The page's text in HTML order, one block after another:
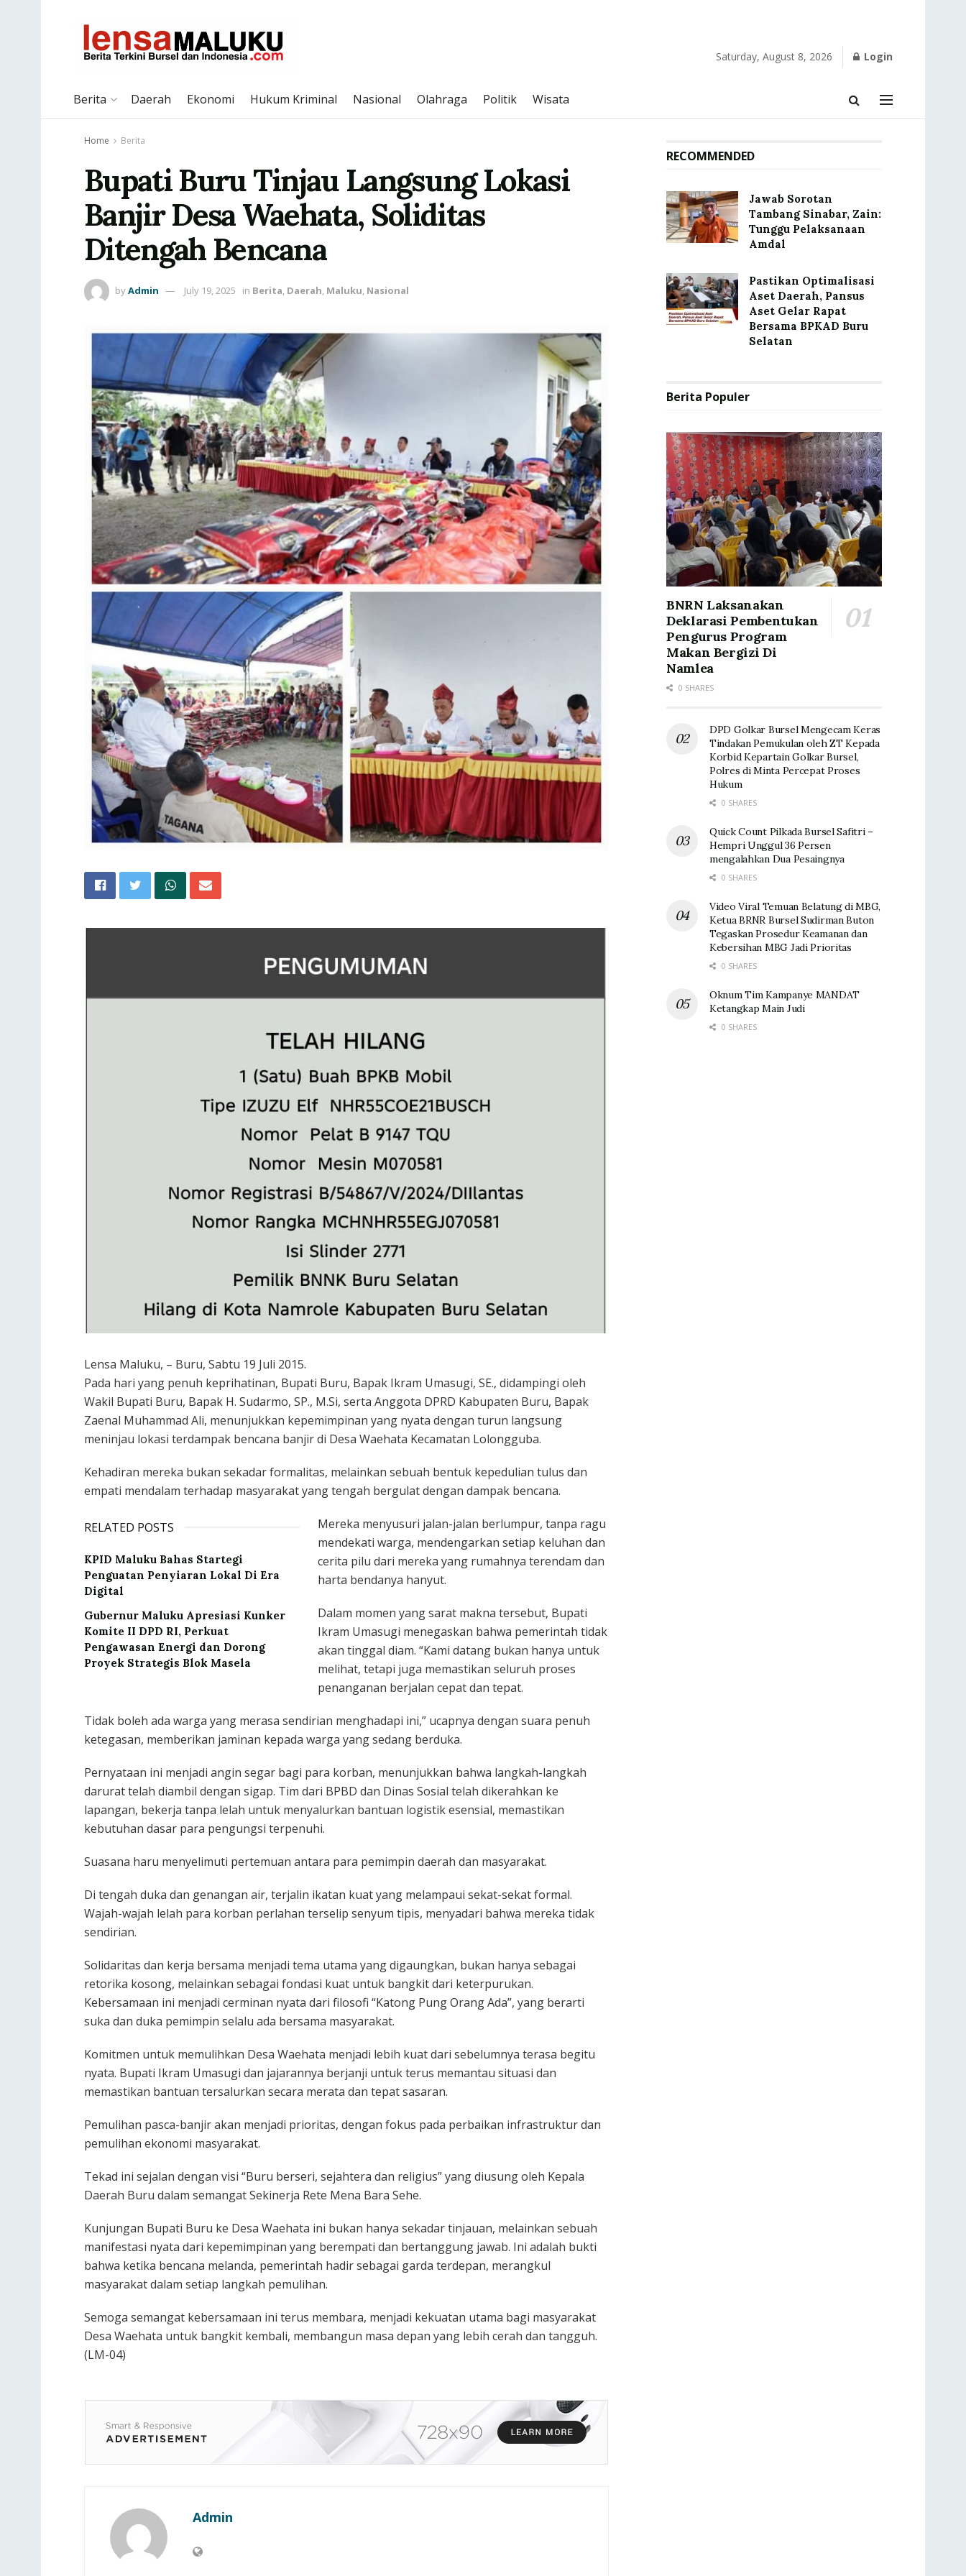
Saturday, August 8, 2026 Login
Berita Daerah Ekonomi Hukum Kriminal Nasional Olahraga Politik Wisata
Home Berita
Bupati Buru Tinjau Langsung Lokasi
Banjir Desa Waehata, Soliditas
Ditengah Bencana
byAdmin July 19, 2025 in Berita, Daerah, Maluku, Nasional
Lensa Maluku, – Buru, Sabtu 19 Juli 2015.
Pada hari yang penuh keprihatinan, Bupati Buru, Bapak Ikram Umasugi, SE., didampingi oleh
Wakil Bupati Buru, Bapak H. Sudarmo, SP., M.Si, serta Anggota DPRD Kabupaten Buru, Bapak
Zaenal Muhammad Ali, menunjukkan kepemimpinan yang nyata dengan turun langsung
meninjau lokasi terdampak bencana banjir di Desa Waehata Kecamatan Lolongguba.
Kehadiran mereka bukan sekadar formalitas, melainkan sebuah bentuk kepedulian tulus dan
empati mendalam terhadap masyarakat yang tengah bergulat dengan dampak bencana.
RELATED POSTS
KPID Maluku Bahas Startegi
Penguatan Penyiaran Lokal Di Era
Digital
Gubernur Maluku Apresiasi Kunker
Komite II DPD RI, Perkuat
Pengawasan Energi dan Dorong
Proyek Strategis Blok Masela
Mereka menyusuri jalan-jalan berlumpur, tanpa ragu
mendekati warga, mendengarkan setiap keluhan dan
cerita pilu dari mereka yang rumahnya terendam dan
harta bendanya hanyut.
Dalam momen yang sarat makna tersebut, Bupati
Ikram Umasugi menegaskan bahwa pemerintah tidak
akan tinggal diam. “Kami datang bukan hanya untuk
melihat, tetapi juga memastikan seluruh proses
penanganan berjalan cepat dan tepat.
Tidak boleh ada warga yang merasa sendirian menghadapi ini,” ucapnya dengan suara penuh
ketegasan, memberikan jaminan kepada warga yang sedang berduka.
Pernyataan ini menjadi angin segar bagi para korban, menunjukkan bahwa langkah-langkah
darurat telah diambil dengan sigap. Tim dari BPBD dan Dinas Sosial telah dikerahkan ke
lapangan, bekerja tanpa lelah untuk menyalurkan bantuan logistik esensial, memastikan
kebutuhan dasar para pengungsi terpenuhi.
Suasana haru menyelimuti pertemuan antara para pemimpin daerah dan masyarakat.
Di tengah duka dan genangan air, terjalin ikatan kuat yang melampaui sekat-sekat formal.
Wajah-wajah lelah para korban perlahan terselip senyum tipis, menyadari bahwa mereka tidak
sendirian.
Solidaritas dan kerja bersama menjadi tema utama yang digaungkan, bukan hanya sebagai
retorika kosong, melainkan sebagai fondasi kuat untuk bangkit dari keterpurukan.
Kebersamaan ini menjadi cerminan nyata dari filosofi “Katong Pung Orang Ada”, yang berarti
suka dan duka pemimpin selalu ada bersama masyarakat.
Komitmen untuk memulihkan Desa Waehata menjadi lebih kuat dari sebelumnya terasa begitu
nyata. Bupati Ikram Umasugi dan jajarannya berjanji untuk terus memantau situasi dan
memastikan bantuan tersalurkan secara merata dan tepat sasaran.
Pemulihan pasca-banjir akan menjadi prioritas, dengan fokus pada perbaikan infrastruktur dan
pemulihan ekonomi masyarakat.
Tekad ini sejalan dengan visi “Buru berseri, sejahtera dan religius” yang diusung oleh Kepala
Daerah Buru dalam semangat Sekinerja Rete Mena Bara Sehe.
Kunjungan Bupati Buru ke Desa Waehata ini bukan hanya sekadar tinjauan, melainkan sebuah
manifestasi nyata dari kepemimpinan yang berempati dan bertanggung jawab. Ini adalah bukti
bahwa ketika bencana melanda, pemerintah hadir sebagai garda terdepan, merangkul
masyarakat dalam setiap langkah pemulihan.
Semoga semangat kebersamaan ini terus membara, menjadi kekuatan utama bagi masyarakat
Desa Waehata untuk bangkit kembali, membangun masa depan yang lebih cerah dan tangguh.
(LM-04)
Admin
RECOMMENDED
Jawab Sorotan
Tambang Sinabar, Zain:
Tunggu Pelaksanaan
Amdal
Pastikan Optimalisasi
Aset Daerah, Pansus
Aset Gelar Rapat
Bersama BPKAD Buru
Selatan
Berita Populer
BNRN Laksanakan
Deklarasi Pembentukan
Pengurus Program
Makan Bergizi Di
Namlea
0 SHARES
DPD Golkar Bursel Mengecam Keras
Tindakan Pemukulan oleh ZT Kepada
Korbid Kepartain Golkar Bursel,
Polres di Minta Percepat Proses
Hukum
0 SHARES
Quick Count Pilkada Bursel Safitri –
Hempri Unggul 36 Persen
mengalahkan Dua Pesaingnya
0 SHARES
Video Viral Temuan Belatung di MBG,
Ketua BRNR Bursel Sudirman Buton
Tegaskan Prosedur Keamanan dan
Kebersihan MBG Jadi Prioritas
0 SHARES
Oknum Tim Kampanye MANDAT
Ketangkap Main Judi
0 SHARES